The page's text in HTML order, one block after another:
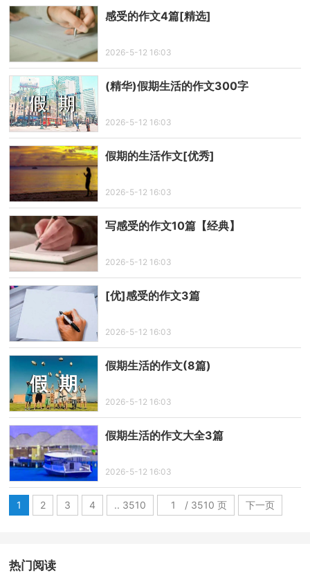
感受的作文4篇[精选]
2026-5-12 16:03
(精华)假期生活的作文300字
2026-5-12 16:03
假期的生活作文[优秀]
2026-5-12 16:03
写感受的作文10篇【经典】
2026-5-12 16:03
[优]感受的作文3篇
2026-5-12 16:03
假期生活的作文(8篇)
2026-5-12 16:03
假期生活的作文大全3篇
2026-5-12 16:03
1 2 3 4 .. 3510 / 3510 页 下一页
热门阅读